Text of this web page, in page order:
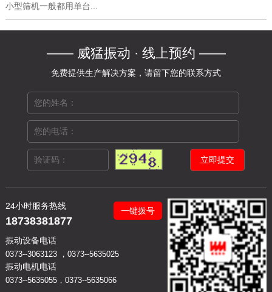
小型筛机一般都用单台...
—— 威猛振动 · 线上预约 ——
免费提供生产解决方案，请留下您的联系方式
24小时服务热线
18738381877
一键拨号
振动设备电话
0373--3063123 ，0373--5635025
振动电机电话
0373--5635055，0373--5635066